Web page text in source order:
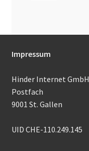
Impressum
Hinder Internet GmbH
Postfach
9001 St. Gallen
UID CHE-110.249.145